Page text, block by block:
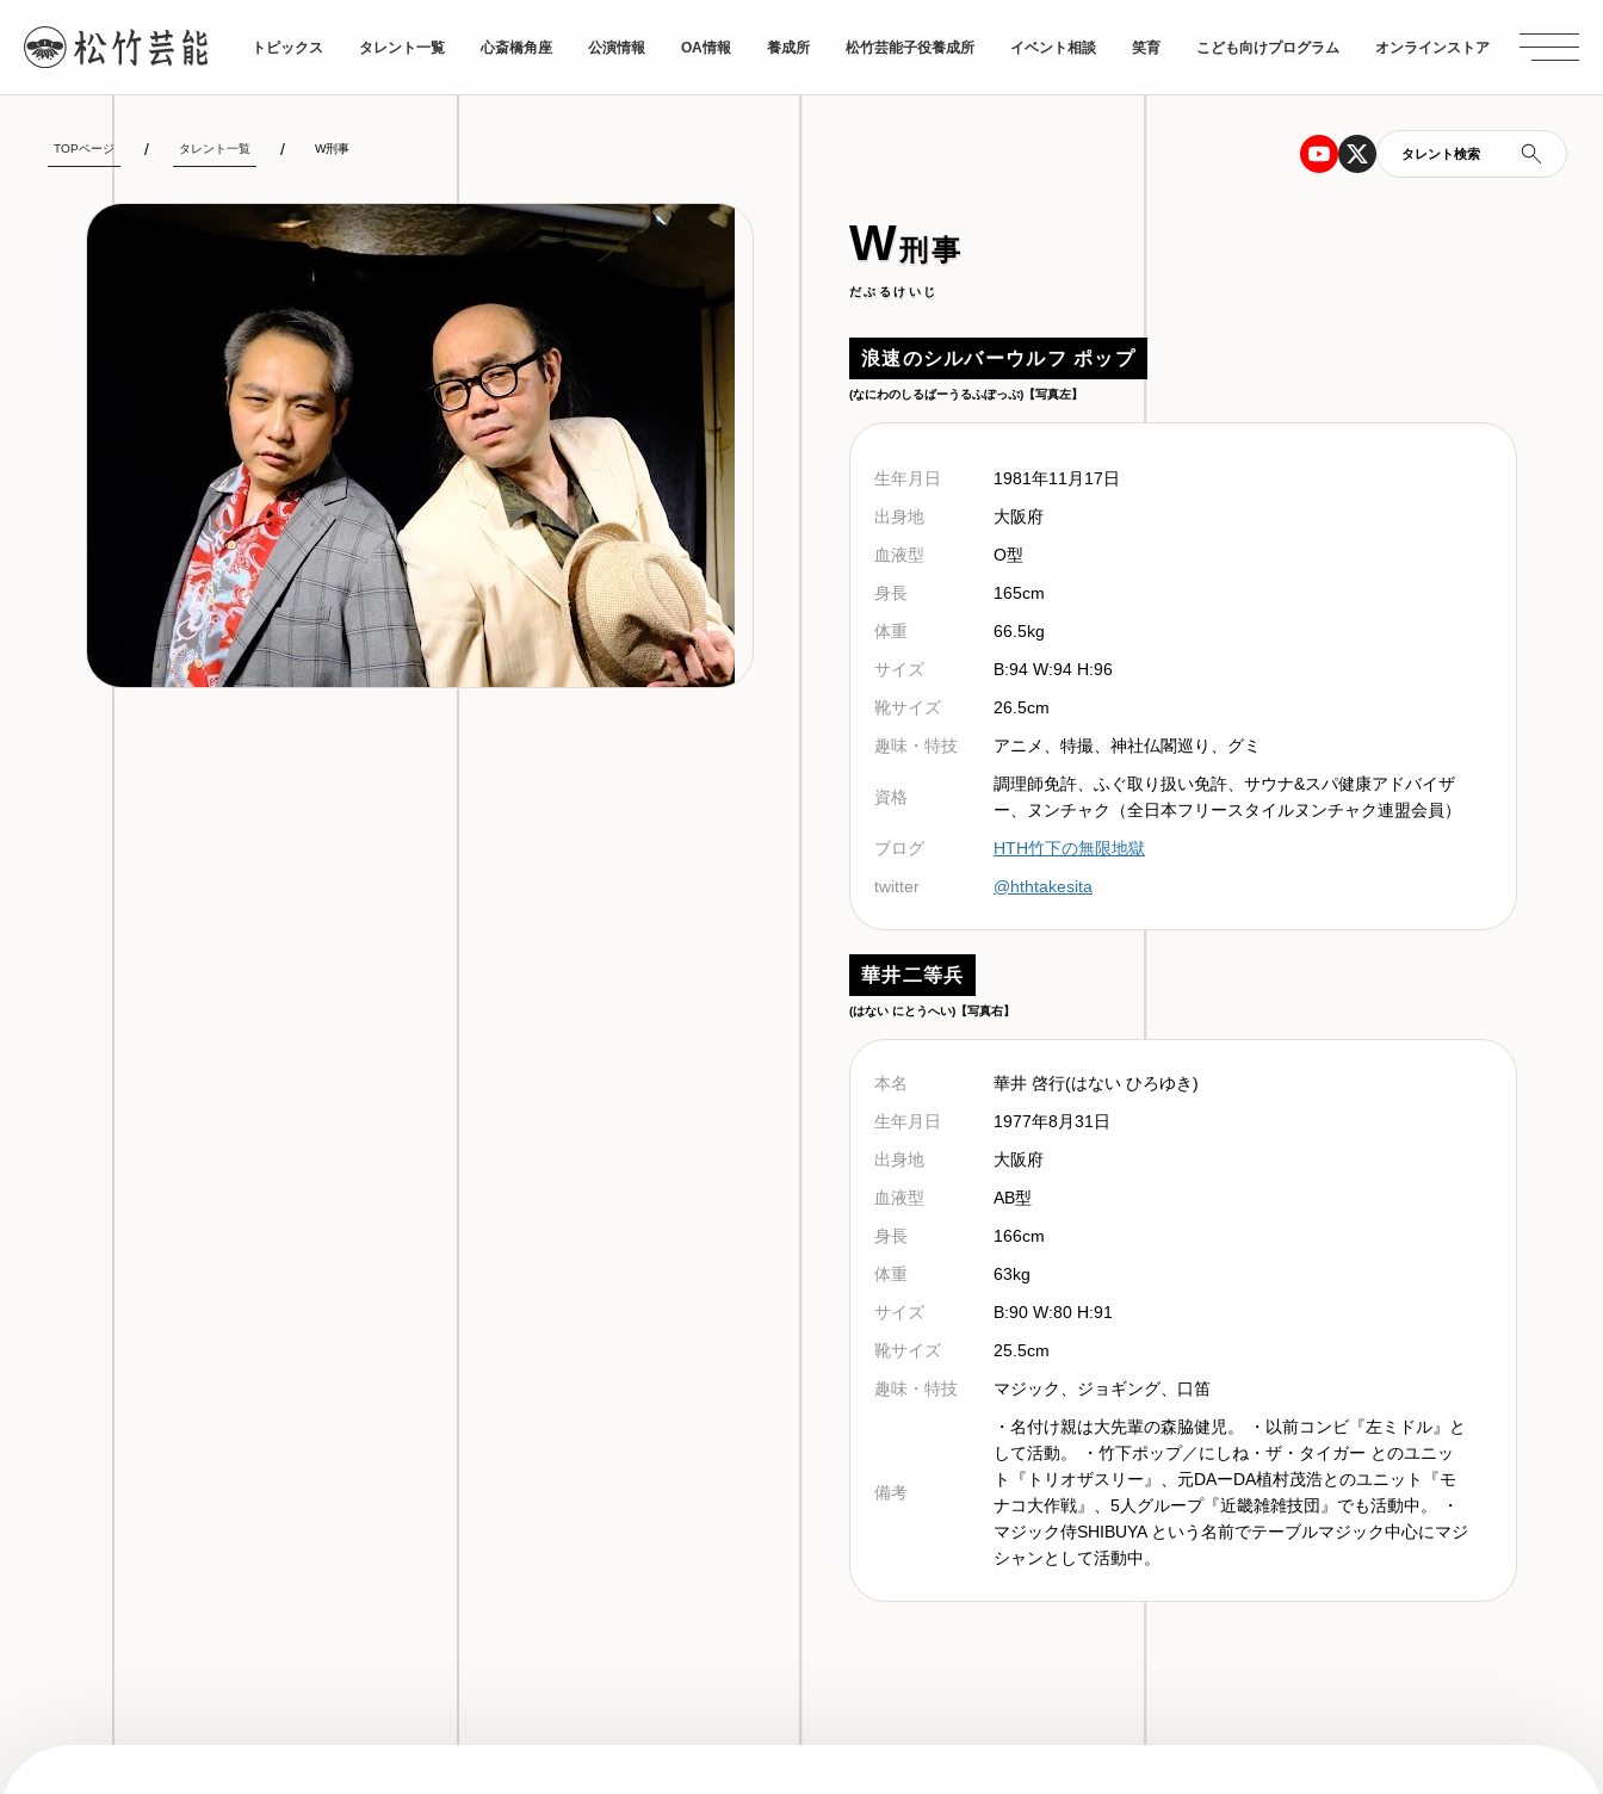
トピックス タレント一覧 心斎橋角座 公演情報 OA情報 養成所 松竹芸能子役養成所 イベント相談 笑育 こども向けプログラム オンラインストア
タレント検索
TOPページ タレント一覧 W刑事
W刑事
だぶるけいじ
浪速のシルバーウルフ ポップ
(なにわのしるばーうるふぽっぷ)【写真左】
生年月日
1981年11月17日
出身地
大阪府
血液型
O型
身長
165cm
体重
66.5kg
サイズ
B:94 W:94 H:96
靴サイズ
26.5cm
趣味・特技
アニメ、特撮、神社仏閣巡り、グミ
資格
調理師免許、ふぐ取り扱い免許、サウナ&スパ健康アドバイザ
ー、ヌンチャク（全日本フリースタイルヌンチャク連盟会員）
ブログ
HTH竹下の無限地獄
twitter
@hthtakesita
華井二等兵
(はない にとうへい)【写真右】
本名
華井 啓行(はない ひろゆき)
生年月日
1977年8月31日
出身地
大阪府
血液型
AB型
身長
166cm
体重
63kg
サイズ
B:90 W:80 H:91
靴サイズ
25.5cm
趣味・特技
マジック、ジョギング、口笛
備考
・名付け親は大先輩の森脇健児。 ・以前コンビ『左ミドル』と
して活動。 ・竹下ポップ／にしね・ザ・タイガー とのユニッ
ト『トリオザスリー』、元DAーDA植村茂浩とのユニット『モ
ナコ大作戦』、5人グループ『近畿雑雑技団』でも活動中。 ・
マジック侍SHIBUYA という名前でテーブルマジック中心にマジ
シャンとして活動中。